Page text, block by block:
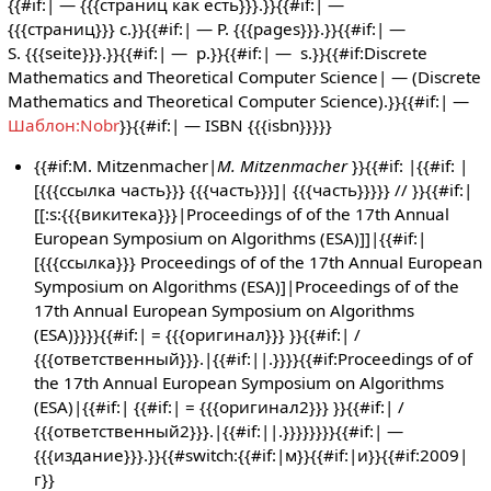
{{{страниц}}} с.}}{{#if:| — P. {{{pages}}}.}}{{#if:| —
S. {{{seite}}}.}}{{#if:| — p.}}{{#if:| — s.}}{{#if:Discrete
Mathematics and Theoretical Computer Science| — (Discrete
Mathematics and Theoretical Computer Science).}}{{#if:| —
Шаблон:Nobr}}{{#if:| — ISBN {{{isbn}}}}}
{{#if:M. Mitzenmacher| M. Mitzenmacher}}{{#if: |{{#if: |
[{{{ссылка часть}}} {{{часть}}}]| {{{часть}}}}} // }}{{#if:|
[[:s:{{{викитека}}}|Proceedings of of the 17th Annual
European Symposium on Algorithms (ESA)]]|{{#if:|
[{{{ссылка}}} Proceedings of of the 17th Annual European
Symposium on Algorithms (ESA)]|Proceedings of of the
17th Annual European Symposium on Algorithms
(ESA)}}}}{{#if:| = {{{оригинал}}} }}{{#if:| /
{{{ответственный}}}.|{{#if:||.}}}}{{#if:Proceedings of of
the 17th Annual European Symposium on Algorithms
(ESA)|{{#if:| {{#if:| = {{{оригинал2}}} }}{{#if:| /
{{{ответственный2}}}.|{{#if:||.}}}}}}}}{{#if:| —
{{{издание}}}.}}{{#switch:{{#if:|м}}{{#if:|и}}{{#if:2009|
г}}